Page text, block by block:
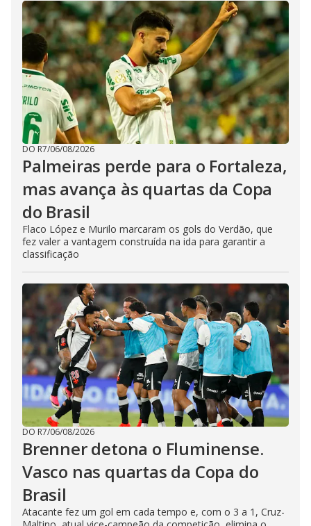
DO R7/06/08/2026
Palmeiras perde para o Fortaleza,
mas avança às quartas da Copa
do Brasil
Flaco López e Murilo marcaram os gols do Verdão, que
fez valer a vantagem construída na ida para garantir a
classificação
DO R7/06/08/2026
Brenner detona o Fluminense.
Vasco nas quartas da Copa do
Brasil
Atacante fez um gol em cada tempo e, com o 3 a 1, Cruz-